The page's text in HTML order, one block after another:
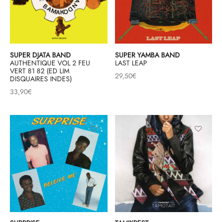
SUPER DJATA BAND
AUTHENTIQUE VOL 2 FEU
VERT 81 82 (ED LIM
DISQUAIRES INDES)
33,90€
SUPER YAMBA BAND
LAST LEAP
29,50€